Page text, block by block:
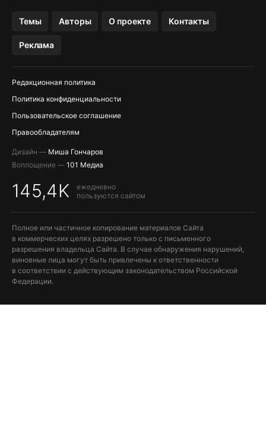
Темы Авторы О проекте Контакты
Реклама
Редакционная политика
Политика конфиденциальности
Пользовательское соглашение
Правообладателям
Дизайн — Миша Гончаров
Воплощение — 101 Медиа
145,4K
ежедневно
пользуются сайтом
Полное или частичное копирование материалов Сайта
в коммерческих целях разрешено только с письменного
разрешения владельца Сайта. В случае обнаружения нарушений,
виновные лица могут быть привлечены к ответственности
в соответствии с действующим законодательством Российской
Федерации.